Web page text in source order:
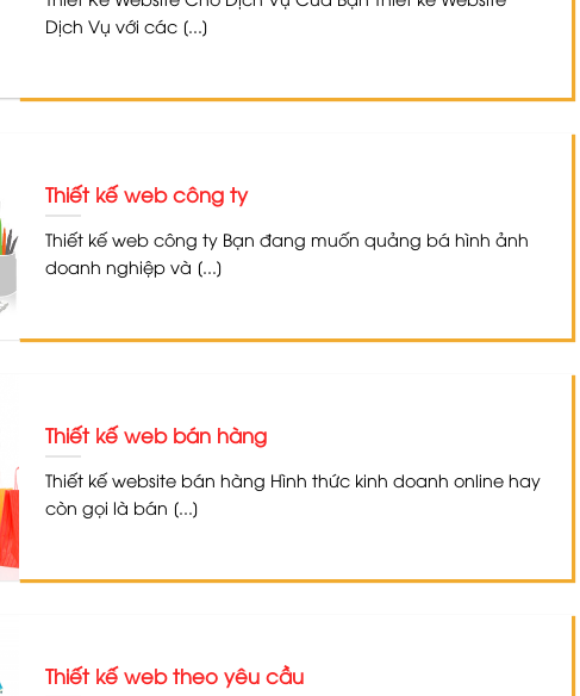
Dịch Vụ với các [...]
Thiết kế web công ty
Thiết kế web công ty Bạn đang muốn quảng bá hình ảnh
doanh nghiệp và [...]
Thiết kế web bán hàng
Thiết kế website bán hàng Hình thức kinh doanh online hay
còn gọi là bán [...]
Thiết kế web theo yêu cầu